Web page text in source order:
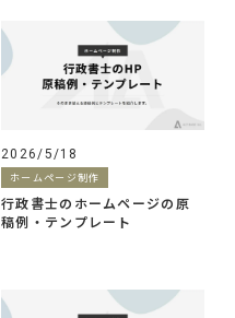
2026/5/18
ホームページ制作
行政書士のホームページの原
稿例・テンプレート